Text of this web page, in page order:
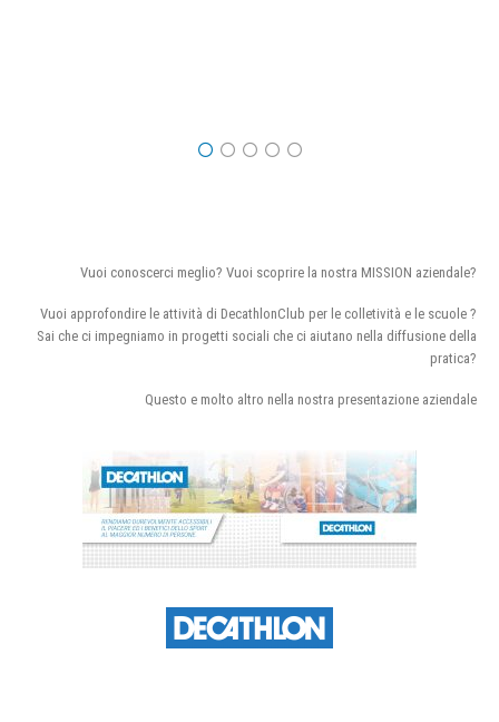
Vuoi conoscerci meglio? Vuoi scoprire la nostra MISSION aziendale?
Vuoi approfondire le attività di DecathlonClub per le colletività e le scuole ?
Sai che ci impegniamo in progetti sociali che ci aiutano nella diffusione della
pratica?
Questo e molto altro nella nostra presentazione aziendale